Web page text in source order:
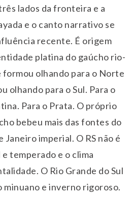
lados da fronteira e a
e o canto narrativo se
recente. É origem
platina do gaúcho rio-
formou olhando para o Norte
olhando para o Sul. Para o
Para o Prata. O próprio
bebeu mais das fontes do
Janeiro imperial. O RS não é
temperado e o clima
O Rio Grande do Sul
e inverno rigoroso.